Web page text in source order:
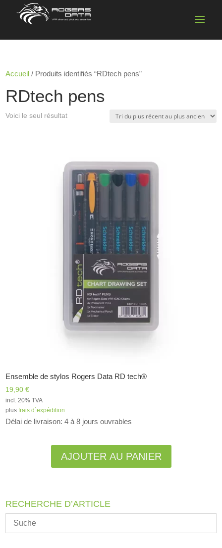
Accueil / Produits identifiés “RDtech pens”
RDtech pens
Voici le seul résultat
Ensemble de stylos Rogers Data RD tech®
19,90€
incl. 20% TVA
plusfrais d´expédition
Délai de livraison: 4 à 8 jours ouvrables
AJOUTER AU PANIER
RECHERCHE D’ARTICLE